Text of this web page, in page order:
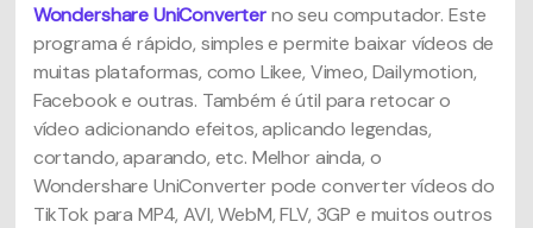
Wondershare UniConverterno seu computador. Este
programa é rápido, simples e permite baixar vídeos de
muitas plataformas, como Likee, Vimeo, Dailymotion,
Facebook e outras. Também é útil para retocar o
vídeo adicionando efeitos, aplicando legendas,
cortando, aparando, etc. Melhor ainda, o
Wondershare UniConverter pode converter vídeos do
TikTok para MP4, AVI, WebM, FLV, 3GP e muitos outros